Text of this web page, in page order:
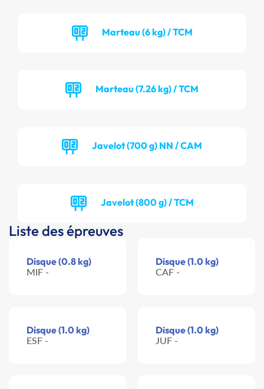
Marteau (6 kg) / TCM
Marteau (7.26 kg) / TCM
Javelot (700 g) NN / CAM
Javelot (800 g) / TCM
Liste des épreuves
Disque (0.8 kg)
MIF -
Disque (1.0 kg)
CAF -
Disque (1.0 kg)
ESF -
Disque (1.0 kg)
JUF -